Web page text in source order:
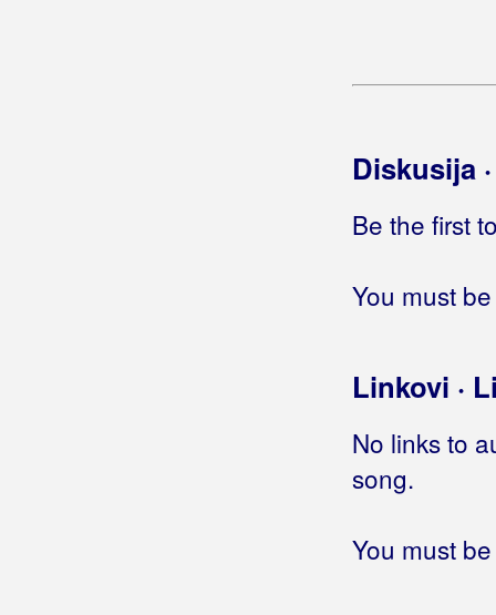
Diskusija
Be the first
You must
Linkovi ·
No links to
song.
You must